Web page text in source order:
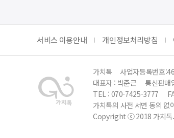
서비스 이용안내 개인정보처리방침
가치톡 사업자등록번호
대표자 : 박준근
통신판매
TEL : 070-7425-3777
가치톡의 사전 서면 동의 없
Copyright ⓒ 2018 가치